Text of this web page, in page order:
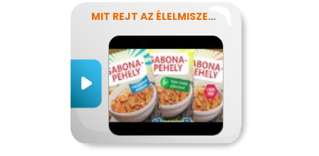
MIT REJT AZ ÉLELMISZERCÍMKE?